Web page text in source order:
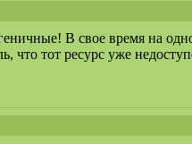
В свое время на
что тот ресурс уже